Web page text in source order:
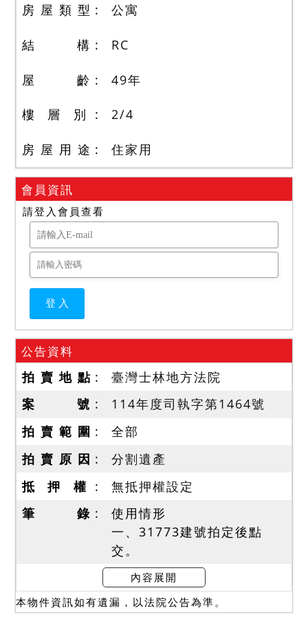
房 屋 類 型 公寓
結 構 RC
屋 齡 49年
樓 層 別 2/4
房 屋 用 途 住家用
會員資訊
請登入會員查看
公告資料
拍 賣 地 點
臺灣士林地方法院
案 號
114年度司執字第1464號
拍 賣 範 圍
全部
拍 賣 原 因
分割遺產
抵 押 權
無抵押權設定
筆 錄
使用情形
一、31773建號拍定後點
交。
二、民國114年5月6日現場
查封時，經入內檢視發現無
人居住，據現場照片顯示有
內容展開
本物件資訊如有遺漏，以法院公告為準。